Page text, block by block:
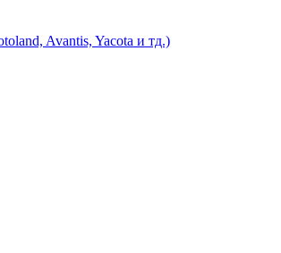
Avantis, Yacota и тд.)